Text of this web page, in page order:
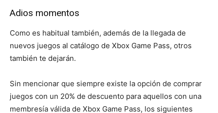
Adios momentos
Como es habitual también, además de la llegada de
nuevos juegos al catálogo de Xbox Game Pass, otros
también te dejarán.
Sin mencionar que siempre existe la opción de comprar
juegos con un 20% de descuento para aquellos con una
membresía válida de Xbox Game Pass, los siguientes